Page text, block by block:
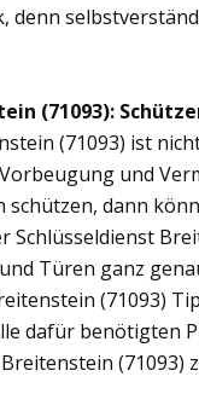
denn
(71093):
(71093) ist
und
dann
Schlüsseldienst
Türen ganz
(71093)
dafür benötigten
(71093)